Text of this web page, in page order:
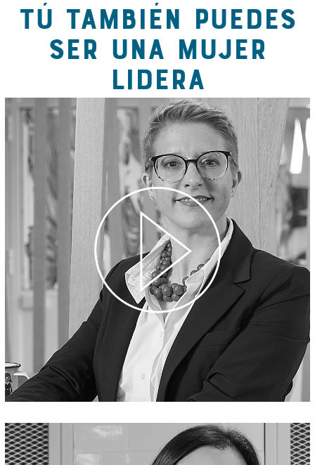
TÚ TAMBIÉN PUEDES
SER UNA MUJER
LIDERA